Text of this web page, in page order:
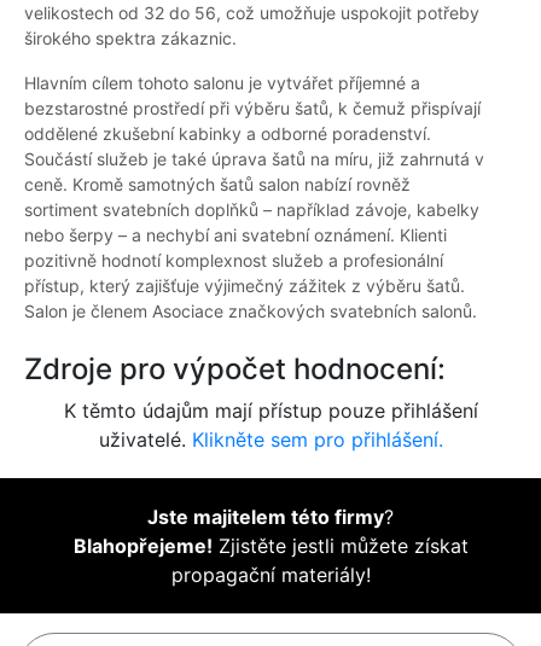
velikostech od 32 do 56, což umožňuje uspokojit potřeby
širokého spektra zákaznic.
Hlavním cílem tohoto salonu je vytvářet příjemné a
bezstarostné prostředí při výběru šatů, k čemuž přispívají
oddělené zkušební kabinky a odborné poradenství.
Součástí služeb je také úprava šatů na míru, již zahrnutá v
ceně. Kromě samotných šatů salon nabízí rovněž
sortiment svatebních doplňků – například závoje, kabelky
nebo šerpy – a nechybí ani svatební oznámení. Klienti
pozitivně hodnotí komplexnost služeb a profesionální
přístup, který zajišťuje výjimečný zážitek z výběru šatů.
Salon je členem Asociace značkových svatebních salonů.
Zdroje pro výpočet hodnocení:
K těmto údajům mají přístup pouze přihlášení
uživatelé. Klikněte sem pro přihlášení.
Jste majitelem této firmy?
Blahopřejeme! Zjistěte jestli můžete získat
propagační materiály!